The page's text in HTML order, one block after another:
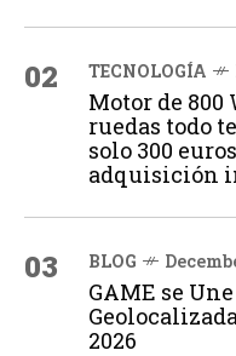
02 TECNOLOGÍA
Motor de 800
ruedas todo
solo 300
adquisición
03 BLOG
GAME se
2026